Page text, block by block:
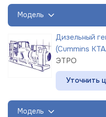
Модель
Дизельный
(Cummins
ЭТРО
Уточнить
Модель